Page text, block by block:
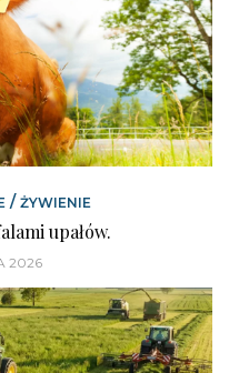
/ ŻYWIENIE
upałów.
2026